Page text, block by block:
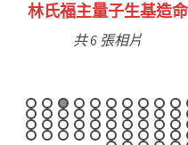
林氏福主量子生基造命
共 6 張相片